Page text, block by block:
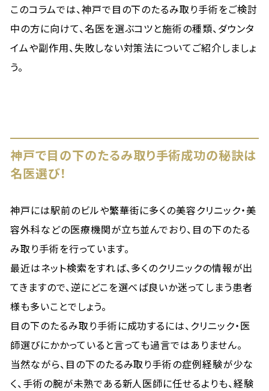
このコラムでは、神戸で目の下のたるみ取り手術をご検討
中の方に向けて、名医を選ぶコツと施術の種類、ダウンタ
イムや副作用、失敗しない対策法についてご紹介しましょ
う。
神戸で目の下のたるみ取り手術成功の秘訣は
名医選び！
神戸には駅前のビルや繁華街に多くの美容クリニック・美
容外科などの医療機関が立ち並んでおり、目の下のたる
み取り手術を行っています。
最近はネット検索をすれば、多くのクリニックの情報が出
てきますので、逆にどこを選べば良いか迷ってしまう患者
様も多いことでしょう。
目の下のたるみ取り手術に成功するには、クリニック・医
師選びにかかっていると言っても過言ではありません。
当然ながら、目の下のたるみ取り手術の症例経験が少な
く、手術の腕が未熟である新人医師に任せるよりも、経験